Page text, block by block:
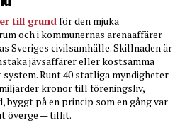
till grund för den mjuka
och i kommunernas arenaaffärer
Sveriges civilsamhälle. Skillnaden är
jävsaffärer eller kostsamma
Runt 40 statliga myndigheter
kronor till föreningsliv,
på en princip som en gång var
överge — tillit.